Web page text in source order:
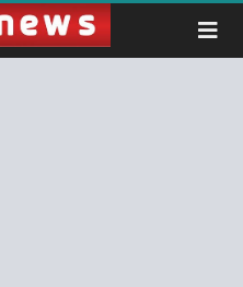
التخطي إلى المحتوى